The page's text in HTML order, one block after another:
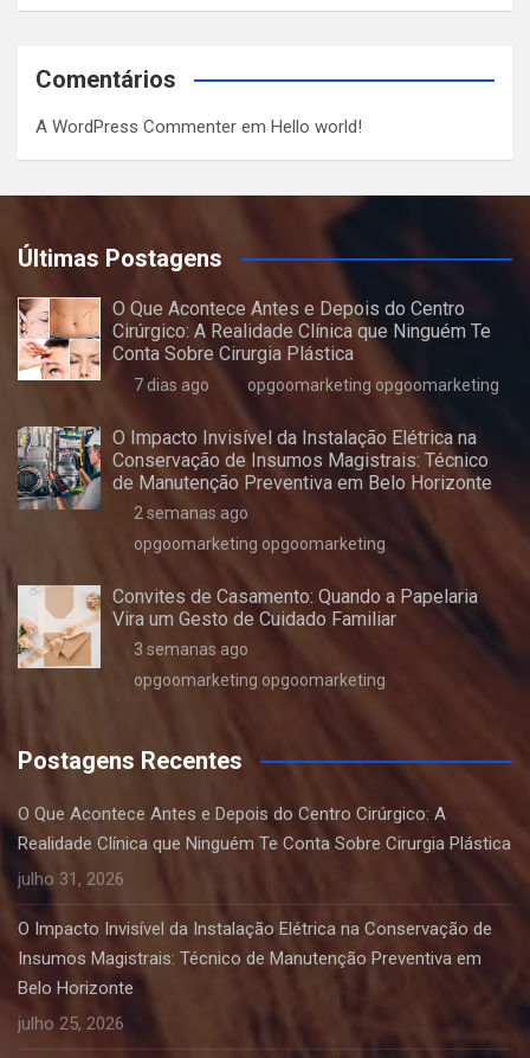
Comentários
A WordPress Commenter em Hello world!
Últimas Postagens
O Que Acontece Antes e Depois do Centro
Cirúrgico: A Realidade Clínica que Ninguém Te
Conta Sobre Cirurgia Plástica
7 dias ago opgoomarketing opgoomarketing
O Impacto Invisível da Instalação Elétrica na
Conservação de Insumos Magistrais: Técnico
de Manutenção Preventiva em Belo Horizonte
2 semanas ago
opgoomarketing opgoomarketing
Convites de Casamento: Quando a Papelaria
Vira um Gesto de Cuidado Familiar
3 semanas ago
opgoomarketing opgoomarketing
Postagens Recentes
O Que Acontece Antes e Depois do Centro Cirúrgico: A
Realidade Clínica que Ninguém Te Conta Sobre Cirurgia Plástica
julho 31, 2026
O Impacto Invisível da Instalação Elétrica na Conservação de
Insumos Magistrais: Técnico de Manutenção Preventiva em
Belo Horizonte
julho 25, 2026